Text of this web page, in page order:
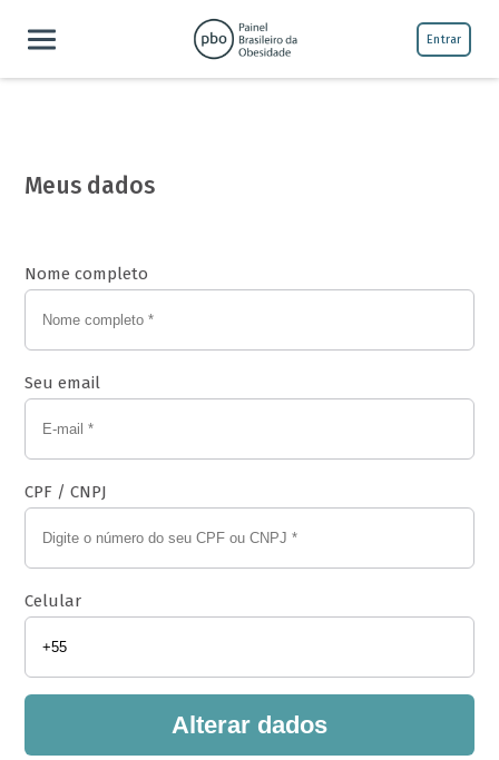
Entrar
Meus dados
Nome completo
Seu email
CPF / CNPJ
Celular
Alterar dados